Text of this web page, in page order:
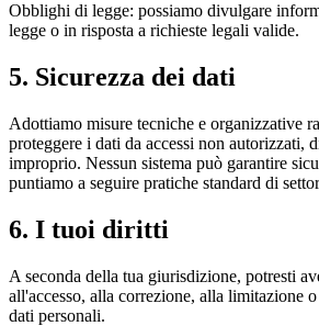
Obblighi di legge: possiamo divulgare
legge o in risposta a richieste legali valide.
5. Sicurezza dei dati
Adottiamo misure tecniche e organizzative
proteggere i dati da accessi non autorizzati,
improprio. Nessun sistema può garantire
puntiamo a seguire pratiche standard di
6. I tuoi diritti
A seconda della tua giurisdizione, potresti
all'accesso, alla correzione, alla limitazione
dati personali.